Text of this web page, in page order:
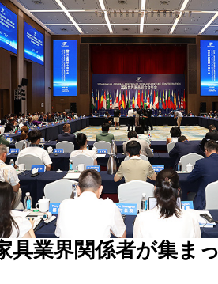
具業界関係者が集ま